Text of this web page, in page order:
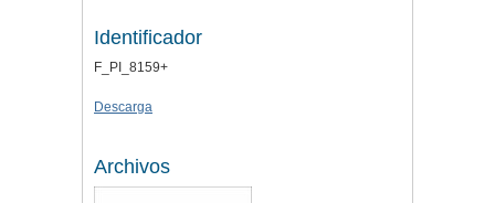
Identificador
F_PI_8159+
Descarga
Archivos